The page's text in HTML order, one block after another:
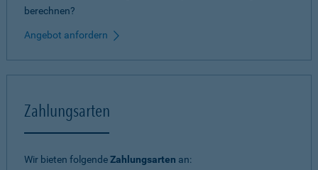
berechnen?
Angebot anfordern
Zahlungsarten
Wir bieten folgendeZahlungsarten an: